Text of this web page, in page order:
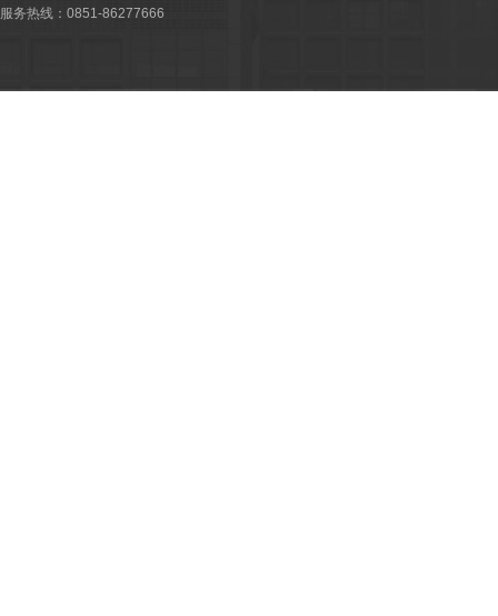
服务热线：0851-86277666